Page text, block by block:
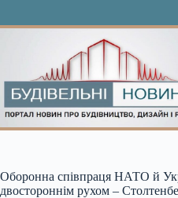
Оборонна співпраця НАТО й
двостороннім рухом –